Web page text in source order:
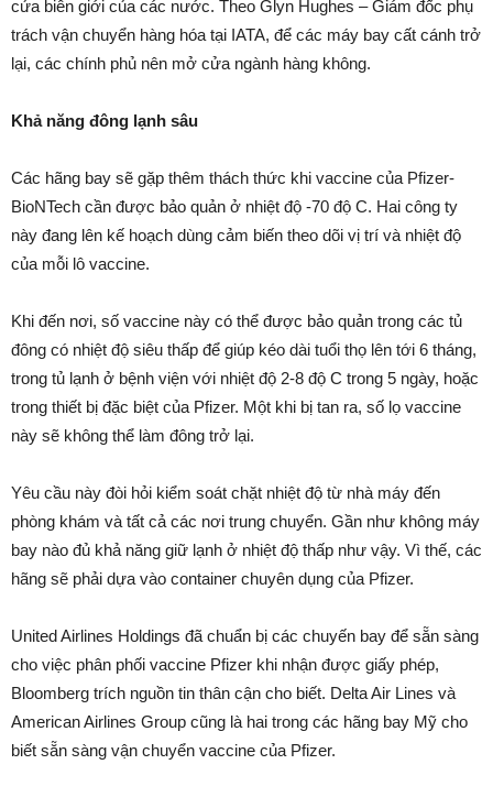
cửa biên giới của các nước. Theo Glyn Hughes – Giám đốc phụ
trách vận chuyển hàng hóa tại IATA, để các máy bay cất cánh trở
lại, các chính phủ nên mở cửa ngành hàng không.
Khả năng đông lạnh sâu
Các hãng bay sẽ gặp thêm thách thức khi vaccine của Pfizer-
BioNTech cần được bảo quản ở nhiệt độ -70 độ C. Hai công ty
này đang lên kế hoạch dùng cảm biến theo dõi vị trí và nhiệt độ
của mỗi lô vaccine.
Khi đến nơi, số vaccine này có thể được bảo quản trong các tủ
đông có nhiệt độ siêu thấp để giúp kéo dài tuổi thọ lên tới 6 tháng,
trong tủ lạnh ở bệnh viện với nhiệt độ 2-8 độ C trong 5 ngày, hoặc
trong thiết bị đặc biệt của Pfizer. Một khi bị tan ra, số lọ vaccine
này sẽ không thể làm đông trở lại.
Yêu cầu này đòi hỏi kiểm soát chặt nhiệt độ từ nhà máy đến
phòng khám và tất cả các nơi trung chuyển. Gần như không máy
bay nào đủ khả năng giữ lạnh ở nhiệt độ thấp như vậy. Vì thế, các
hãng sẽ phải dựa vào container chuyên dụng của Pfizer.
United Airlines Holdings đã chuẩn bị các chuyến bay để sẵn sàng
cho việc phân phối vaccine Pfizer khi nhận được giấy phép,
Bloomberg trích nguồn tin thân cận cho biết. Delta Air Lines và
American Airlines Group cũng là hai trong các hãng bay Mỹ cho
biết sẵn sàng vận chuyển vaccine của Pfizer.